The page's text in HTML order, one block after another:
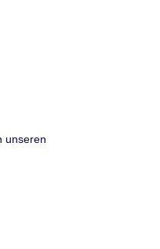
unseren